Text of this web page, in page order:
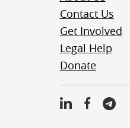
Contact Us
Get Involved
Legal Help
Donate